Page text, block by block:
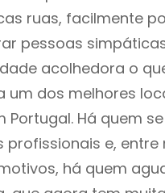
ruas, facilmente
pessoas
acolhedora o
um dos melhores
Portugal. Há quem
profissionais e, entre
há quem